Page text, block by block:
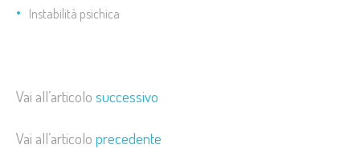
Instabilità psichica
Vai all’articolo successivo
Vai all’articolo precedente